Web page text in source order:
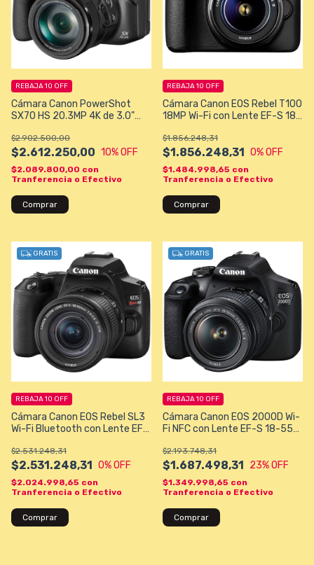
Cámara Canon PowerShot
SX70 HS 20.3MP 4K de 3.0"
$2.612.250,00
$2.902.500,00
10% OFF
REBAJA 10 OFF
$2.089.800,00 con
Tranferencia o Efectivo
Cámara Canon EOS Rebel T100
18MP Wi-Fi con Lente EF-S 18-
$1.856.248,31
$1.856.248,31
0% OFF
REBAJA 10 OFF
$1.484.998,65 con
Tranferencia o Efectivo
GRATIS
Cámara Canon EOS Rebel SL3
Wi-Fi Bluetooth con Lente EF-
$2.531.248,31
$2.531.248,31
0% OFF
REBAJA 10 OFF
$2.024.998,65 con
Tranferencia o Efectivo
GRATIS
Cámara Canon EOS 2000D Wi-
Fi NFC con Lente EF-S 18-55
$1.687.498,31
$2.193.748,31
23% OFF
REBAJA 10 OFF
$1.349.998,65 con
Tranferencia o Efectivo